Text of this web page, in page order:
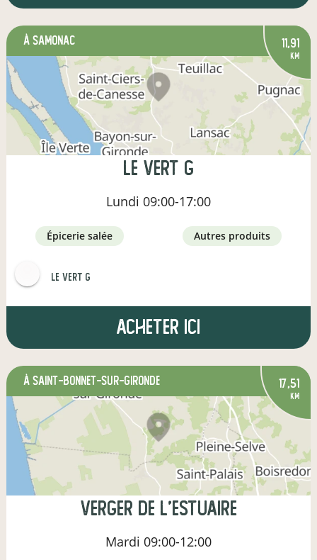
à Samonac 11,91
km
Le Vert G
Lundi 09:00-17:00
épicerie salée autres produits
Le Vert G
Acheter ici
à Saint-Bonnet-sur-Gironde 17,51
km
Verger de l'estuaire
Mardi 09:00-12:00